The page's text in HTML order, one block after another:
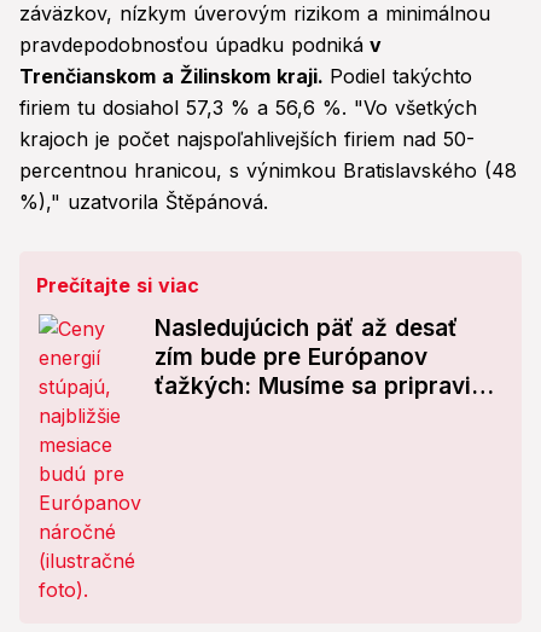
záväzkov, nízkym úverovým rizikom a minimálnou
pravdepodobnosťou úpadku podniká v
Trenčianskom a Žilinskom kraji. Podiel takýchto
firiem tu dosiahol 57,3 % a 56,6 %. "Vo všetkých
krajoch je počet najspoľahlivejších firiem nad 50-
percentnou hranicou, s výnimkou Bratislavského (48
%)," uzatvorila Štěpánová.
Prečítajte si viac
Nasledujúcich päť až desať
zím bude pre Európanov
ťažkých: Musíme sa pripraviť